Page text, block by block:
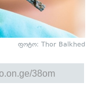
ფოტო: Thor Balkhed